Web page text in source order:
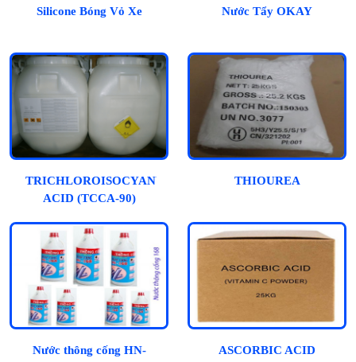
Silicone Bóng Vỏ Xe Nước Tẩy OKAY
TRICHLOROISOCYANURIC
ACID (TCCA-90)
THIOUREA
Nước thông cống HN-
ASCORBIC ACID